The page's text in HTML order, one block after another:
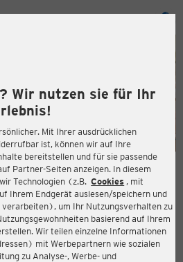
Wir nutzen sie für Ihr
Mit Ihrer ausdrücklichen
ist, können wir auf Ihre
bereitstellen und für sie passende
Partner-Seiten anzeigen. In diesem
Technologien (z.B. Cookies , mit
Ihrem Endgerät auslesen/speichern und
verarbeiten), um Ihr Nutzungsverhalten zu
basierend auf Ihrem
Wir teilen einzelne Informationen
mit Werbepartnern wie sozialen
zu Analyse-, Werbe- und
FAMILY FILIALE
Landstraße 2
Osnabrück
Bewertung: